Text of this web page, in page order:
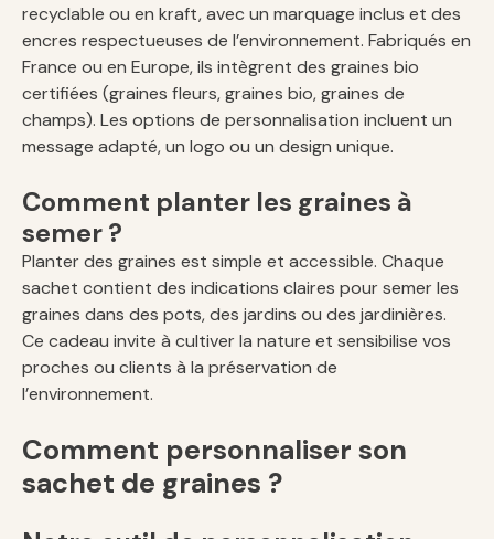
recyclable ou en kraft, avec un marquage inclus et des
encres respectueuses de l’environnement. Fabriqués en
France ou en Europe, ils intègrent des graines bio
certifiées (graines fleurs, graines bio, graines de
champs). Les options de personnalisation incluent un
message adapté, un logo ou un design unique.
Comment planter les graines à
semer ?
Planter des graines est simple et accessible. Chaque
sachet contient des indications claires pour semer les
graines dans des pots, des jardins ou des jardinières.
Ce cadeau invite à cultiver la nature et sensibilise vos
proches ou clients à la préservation de
l’environnement.
Comment personnaliser son
sachet de graines ?